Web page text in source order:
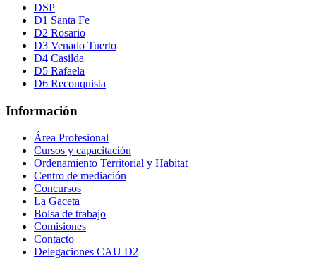
DSP
D1 Santa Fe
D2 Rosario
D3 Venado Tuerto
D4 Casilda
D5 Rafaela
D6 Reconquista
Información
Área Profesional
Cursos y capacitación
Ordenamiento Territorial y Habitat
Centro de mediación
Concursos
La Gaceta
Bolsa de trabajo
Comisiones
Contacto
Delegaciones CAU D2